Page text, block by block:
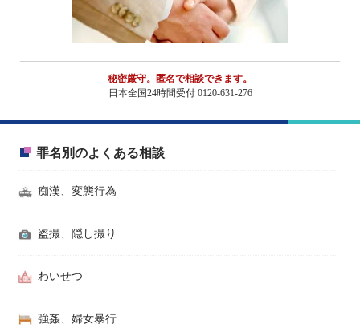
秘密厳守。匿名で相談できます。
日本全国24時間受付 0120-631-276
罪名別のよくある相談
痴漢、変態行為
盗撮、隠し撮り
わいせつ
強姦、婦女暴行